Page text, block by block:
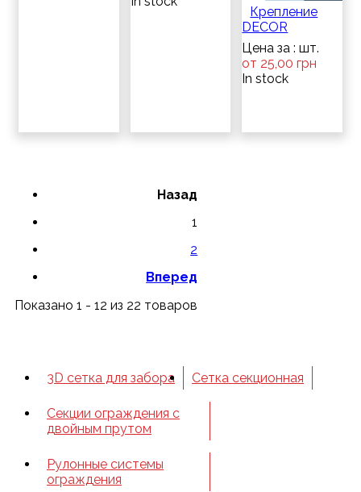
Крепление
DECOR
Цена за : шт.
от 25,00 грн
In stock
Назад
1
2
Вперед
Показано 1 - 12 из 22 товаров
3D сетка для забора Сетка секционная
Секции ограждения с
двойным прутом
Рулонные системы
ограждения